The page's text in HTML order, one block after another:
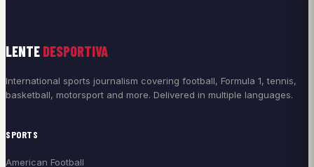
LENTE DESPORTIVA
International sports journalism covering football, Formula 1, tennis,
basketball, motorsport and more. Delivered in multiple languages.
SPORTS
American Football